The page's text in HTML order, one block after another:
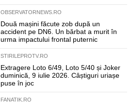
OBSERVATORNEWS.RO
Două mașini făcute zob după un
accident pe DN6. Un bărbat a murit în
urma impactului frontal puternic
STIRILEPROTV.RO
Extragere Loto 6/49, Loto 5/40 și Joker
duminică, 9 iulie 2026. Câștiguri uriașe
puse în joc
FANATIK.RO